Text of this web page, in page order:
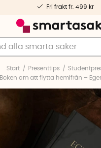
Fri frakt fr. 499 kr
Start Presenttips
Boken om att flytta hemifrån –